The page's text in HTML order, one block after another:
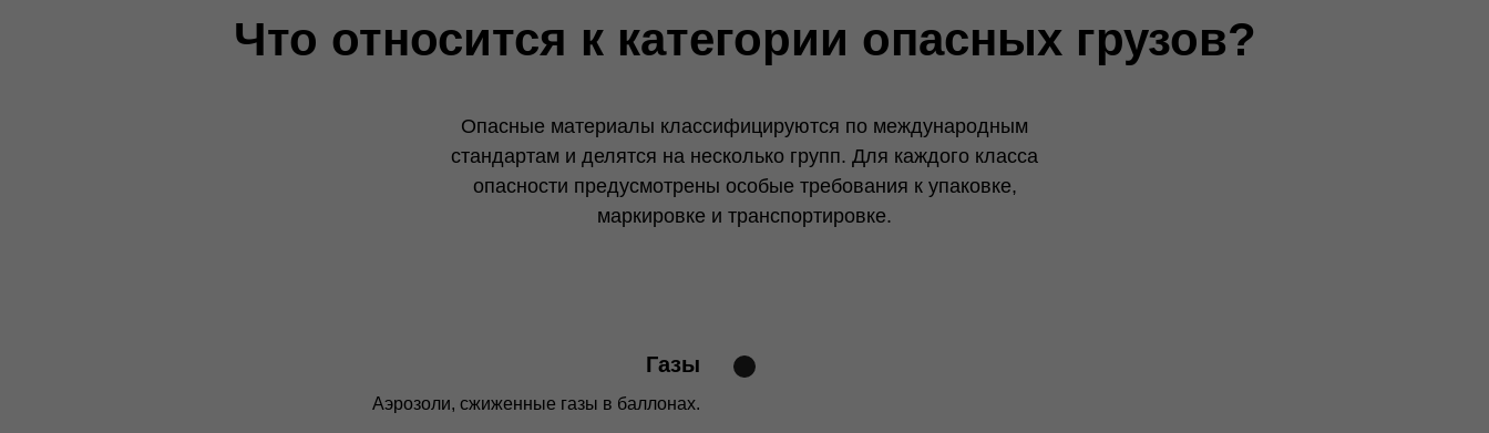
Что относится к категории опасных грузов?
Опасные материалы классифицируются по международным
стандартам и делятся на несколько групп. Для каждого класса
опасности предусмотрены особые требования к упаковке,
маркировке и транспортировке.
Газы
Аэрозоли, сжиженные газы в баллонах.